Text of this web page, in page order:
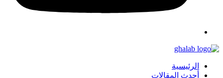
الرئيسية
أحدث المقالات